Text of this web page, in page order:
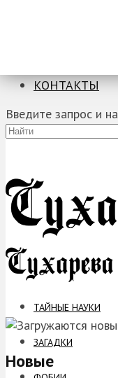
КОНТАКТЫ
Введите запрос и
ТАЙНЫЕ НАУКИ
ЗАГАДКИ
Новые